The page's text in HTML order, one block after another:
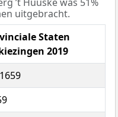
uitgebracht.
Staten
2019